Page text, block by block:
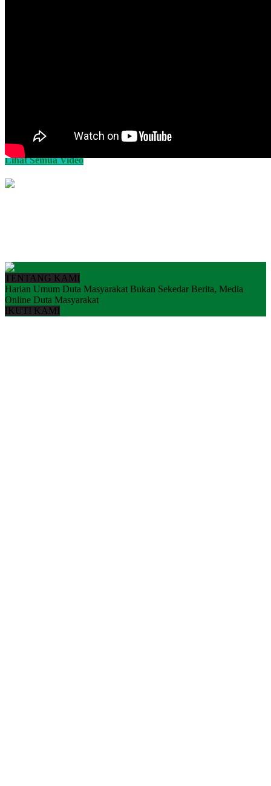
Lihat Semua Video
TENTANG KAMI
Harian Umum Duta Masyarakat Bukan Sekedar Berita, Media
Online Duta Masyarakat
IKUTI KAMI